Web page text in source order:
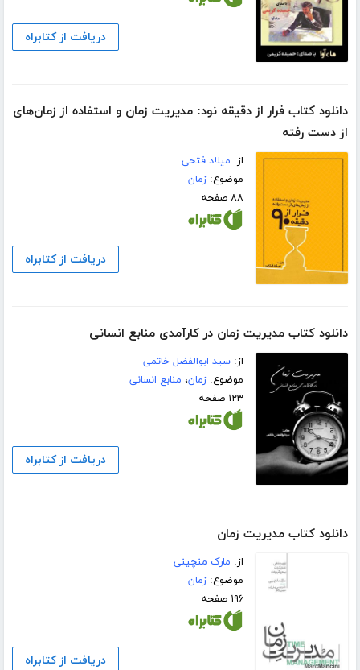
دریافت از کتابراه
دانلود کتاب فرار از دقیقه نود: مدیریت زمان و استفاده از زمان‌های
از دست رفته
از: میلاد فتحی
موضوع:زمان
۸۸ صفحه
دریافت از کتابراه
دانلود کتاب مدیریت زمان در کارآمدی منابع انسانی
از:سید ابوالفضل خاتمی
موضوع:زمان، منابع انسانی
۱۲۳ صفحه
دریافت از کتابراه
دانلود کتاب مدیریت زمان
از: مارک منچینی
موضوع:زمان
۱۹۶ صفحه
دریافت از کتابراه